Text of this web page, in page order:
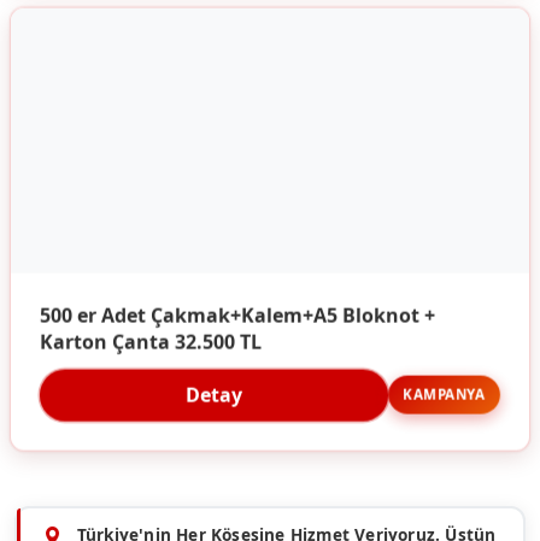
500 er Adet Çakmak+Kalem+A5 Bloknot +
Karton Çanta 32.500 TL
Detay KAMPANYA
Türkiye'nin Her Köşesine Hizmet Veriyoruz. Üstün